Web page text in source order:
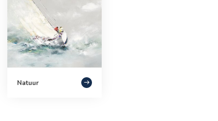
Natuur